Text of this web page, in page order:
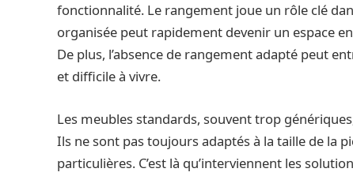
fonctionnalité. Le rangement joue un rôle clé
organisée peut rapidement devenir un espace
De plus, l’absence de rangement adapté peut
et difficile à vivre.
Les meubles standards, souvent trop
Ils ne sont pas toujours adaptés à la taille de la
particulières. C’est là qu’interviennent les